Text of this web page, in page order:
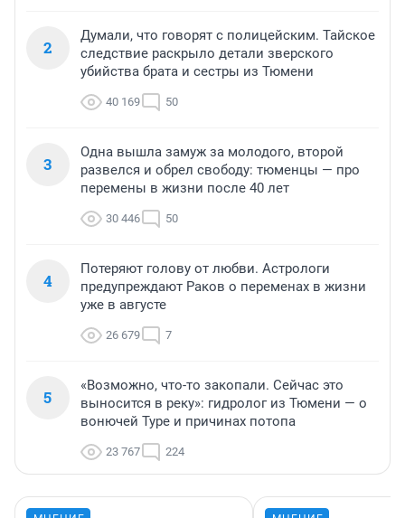
2
Думали, что говорят с полицейским. Тайское
следствие раскрыло детали зверского
убийства брата и сестры из Тюмени
40 169 50
3
Одна вышла замуж за молодого, второй
развелся и обрел свободу: тюменцы — про
перемены в жизни после 40 лет
30 446 50
4
Потеряют голову от любви. Астрологи
предупреждают Раков о переменах в жизни
уже в августе
26 679 7
5
«Возможно, что-то закопали. Сейчас это
выносится в реку»: гидролог из Тюмени — о
вонючей Туре и причинах потопа
23 767 224